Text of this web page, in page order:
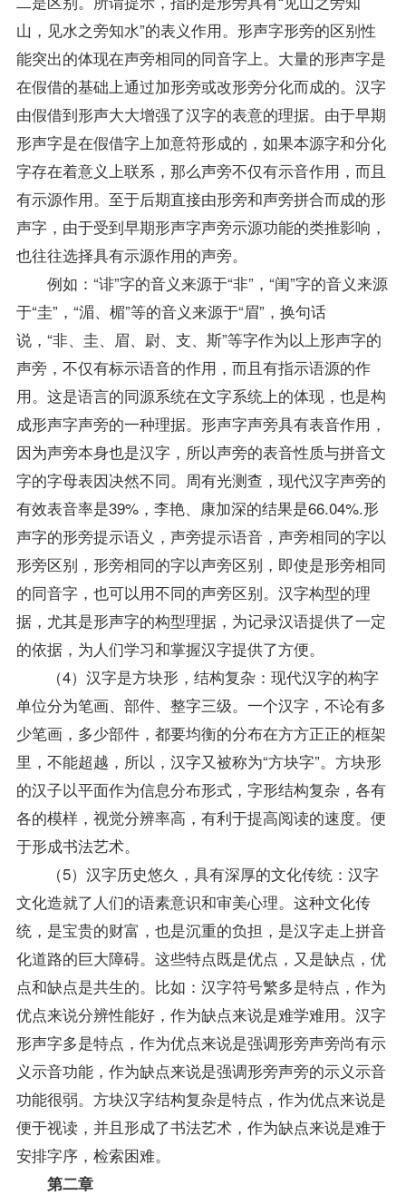
山，见水之旁知水”的表义作用。形声字形旁的区别性
能突出的体现在声旁相同的同音字上。大量的形声字是
在假借的基础上通过加形旁或改形旁分化而成的。汉字
由假借到形声大大增强了汉字的表意的理据。由于早期
形声字是在假借字上加意符形成的，如果本源字和分化
字存在着意义上联系，那么声旁不仅有示音作用，而且
有示源作用。至于后期直接由形旁和声旁拼合而成的形
声字，由于受到早期形声字声旁示源功能的类推影响，
也往往选择具有示源作用的声旁。
例如：“诽”字的音义来源于“非”，“闺”字的音义来源
于“圭”，“湄、楣”等的音义来源于“眉”，换句话
说，“非、圭、眉、尉、支、斯”等字作为以上形声字的
声旁，不仅有标示语音的作用，而且有指示语源的作
用。这是语言的同源系统在文字系统上的体现，也是构
成形声字声旁的一种理据。形声字声旁具有表音作用，
因为声旁本身也是汉字，所以声旁的表音性质与拼音文
字的字母表因决然不同。周有光测查，现代汉字声旁的
有效表音率是39%，李艳、康加深的结果是66.04%.形
声字的形旁提示语义，声旁提示语音，声旁相同的字以
形旁区别，形旁相同的字以声旁区别，即使是形旁相同
的同音字，也可以用不同的声旁区别。汉字构型的理
据，尤其是形声字的构型理据，为记录汉语提供了一定
的依据，为人们学习和掌握汉字提供了方便。
（4）汉字是方块形，结构复杂：现代汉字的构字
单位分为笔画、部件、整字三级。一个汉字，不论有多
少笔画，多少部件，都要均衡的分布在方方正正的框架
里，不能超越，所以，汉字又被称为“方块字”。方块形
的汉子以平面作为信息分布形式，字形结构复杂，各有
各的模样，视觉分辨率高，有利于提高阅读的速度。便
于形成书法艺术。
（5）汉字历史悠久，具有深厚的文化传统：汉字
文化造就了人们的语素意识和审美心理。这种文化传
统，是宝贵的财富，也是沉重的负担，是汉字走上拼音
化道路的巨大障碍。这些特点既是优点，又是缺点，优
点和缺点是共生的。比如：汉字符号繁多是特点，作为
优点来说分辨性能好，作为缺点来说是难学难用。汉字
形声字多是特点，作为优点来说是强调形旁声旁尚有示
义示音功能，作为缺点来说是强调形旁声旁的示义示音
功能很弱。方块汉字结构复杂是特点，作为优点来说是
便于视读，并且形成了书法艺术，作为缺点来说是难于
安排字序，检索困难。
第二章